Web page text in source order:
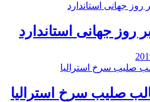
صلیب سرخ استرالیا